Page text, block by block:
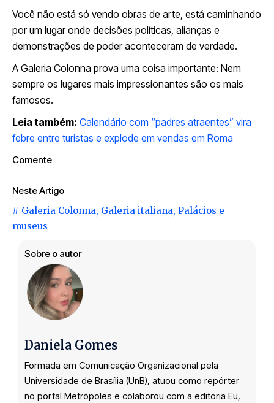
Você não está só vendo obras de arte, está caminhando
por um lugar onde decisões políticas, alianças e
demonstrações de poder aconteceram de verdade.
A Galeria Colonna prova uma coisa importante: Nem
sempre os lugares mais impressionantes são os mais
famosos.
Leia também: Calendário com “padres atraentes” vira
febre entre turistas e explode em vendas em Roma
Comente
Neste Artigo
# Galeria Colonna, Galeria italiana, Palácios e
museus
Sobre o autor
Daniela Gomes
Formada em Comunicação Organizacional pela
Universidade de Brasília (UnB), atuou como repórter
no portal Metrópoles e colaborou com a editoria Eu,